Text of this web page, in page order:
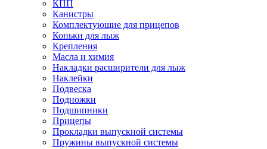
КПП
Канистры
Комплектующие для прицепов
Коньки для лыж
Крепления
Масла и химия
Накладки расширители для лыж
Наклейки
Подвеска
Подножки
Подшипники
Прицепы
Прокладки выпускной системы
Пружины выпускной системы